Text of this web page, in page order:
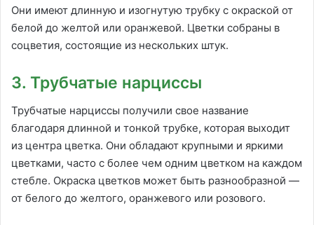
Они имеют длинную и изогнутую трубку с окраской от
белой до желтой или оранжевой. Цветки собраны в
соцветия, состоящие из нескольких штук.
3. Трубчатые нарциссы
Трубчатые нарциссы получили свое название
благодаря длинной и тонкой трубке, которая выходит
из центра цветка. Они обладают крупными и яркими
цветками, часто с более чем одним цветком на каждом
стебле. Окраска цветков может быть разнообразной —
от белого до желтого, оранжевого или розового.